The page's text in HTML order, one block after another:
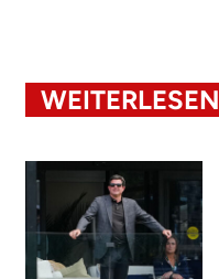
WEITERLESEN